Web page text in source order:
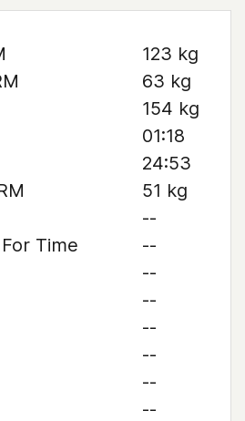
123 kg
63 kg
154 kg
01:18
24:53
51 kg
--
Time
--
--
--
--
--
--
--